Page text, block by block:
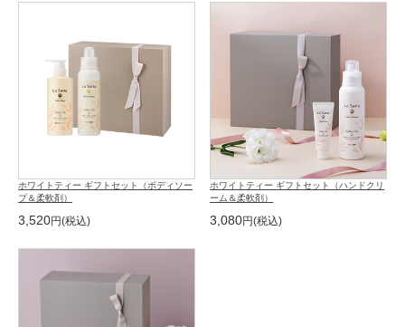
ホワイトティー ギフトセット（ボディソー
プ＆柔軟剤）
3,520
ホワイトティー ギフトセット（ハンドクリ
ーム＆柔軟剤）
3,080